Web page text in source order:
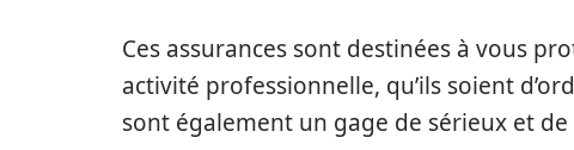
Ces assurances sont destinées à vous
activité professionnelle, qu’ils soient
sont également un gage de sérieux et